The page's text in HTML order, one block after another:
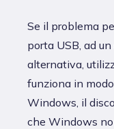
Se il problema
porta USB, ad
alternativa,
funziona in
Windows, il
che Windows